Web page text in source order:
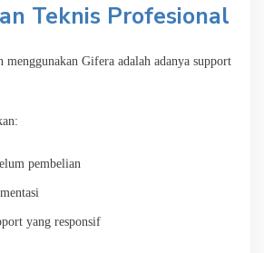
Teknis Profesional
menggunakan Gifera adalah adanya support
pembelian
yang responsif